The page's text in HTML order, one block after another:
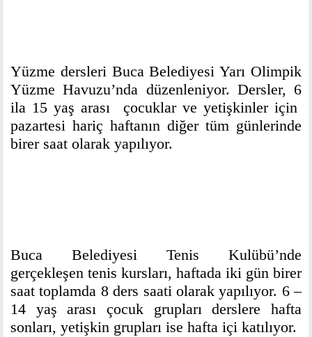
Yüzme dersleri Buca Belediyesi Yarı Olimpik
Yüzme Havuzu’nda düzenleniyor. Dersler, 6
ila 15 yaş arası çocuklar ve yetişkinler için
pazartesi hariç haftanın diğer tüm günlerinde
birer saat olarak yapılıyor.
Buca Belediyesi Tenis Kulübü’nde
gerçekleşen tenis kursları, haftada iki gün birer
saat toplamda 8 ders saati olarak yapılıyor. 6 –
14 yaş arası çocuk grupları derslere hafta
sonları, yetişkin grupları ise hafta içi katılıyor.